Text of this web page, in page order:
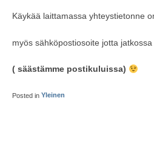
Käykää laittamassa yhteystietonne
myös sähköpostiosoite jotta
( säästämme postikuluissa)
Posted in Yleinen